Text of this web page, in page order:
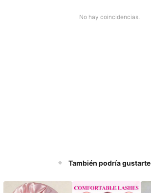
No hay coincidencias.
También podría gustarte